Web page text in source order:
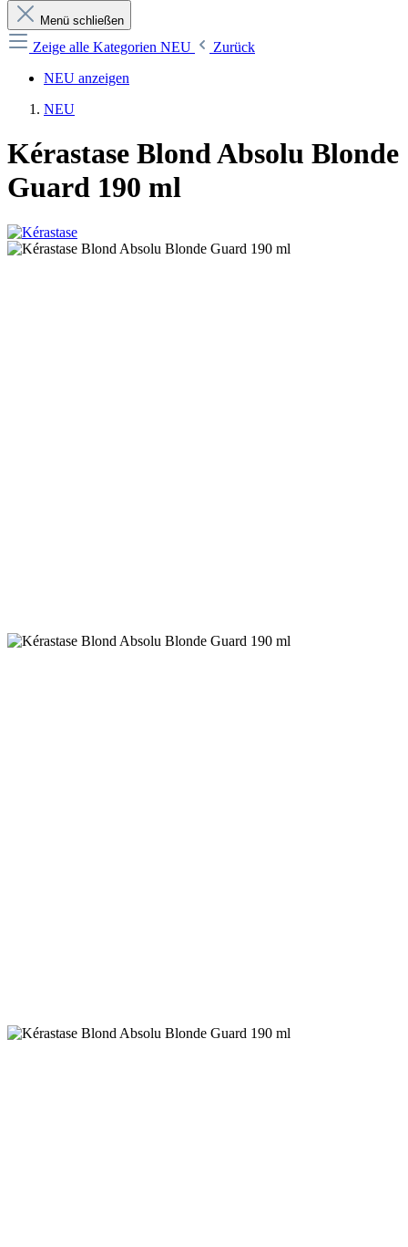
Menü schließen
Zeige alle Kategorien NEU
Zurück
NEU anzeigen
NEU
Kérastase Blond Absolu Blonde
Guard 190 ml